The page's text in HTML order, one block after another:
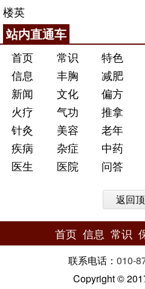
楼英
站内直通车
首页 常识 特色
信息
丰胸 减肥
新闻
文化 偏方
火疗
气功 推拿
针灸
美容 老年
疾病
杂症 中药
医生
医院 问答
返回
首页 信息 常识
联系电话： 010-
Copyright ©